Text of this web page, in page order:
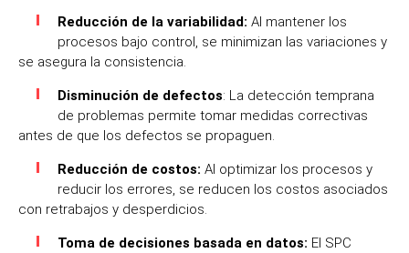
Reducción de la variabilidad: Al mantener los
procesos bajo control, se minimizan las variaciones y
se asegura la consistencia.
Disminución de defectos: La detección temprana
de problemas permite tomar medidas correctivas
antes de que los defectos se propaguen.
Reducción de costos: Al optimizar los procesos y
reducir los errores, se reducen los costos asociados
con retrabajos y desperdicios.
Toma de decisiones basada en datos: El SPC